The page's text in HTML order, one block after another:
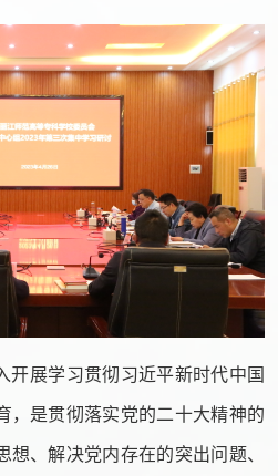
开展学习贯彻习近平新时代中国
，是贯彻落实党的二十大精神的
想、解决党内存在的突出问题、